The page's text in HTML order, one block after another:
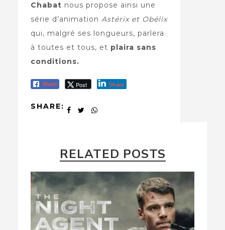
Chabat nous propose ainsi une
série d’animation Astérix et Obélix
qui, malgré ses longueurs, parlera
à toutes et tous, et plaira sans
conditions.
Share Post Share
SHARE:
RELATED POSTS